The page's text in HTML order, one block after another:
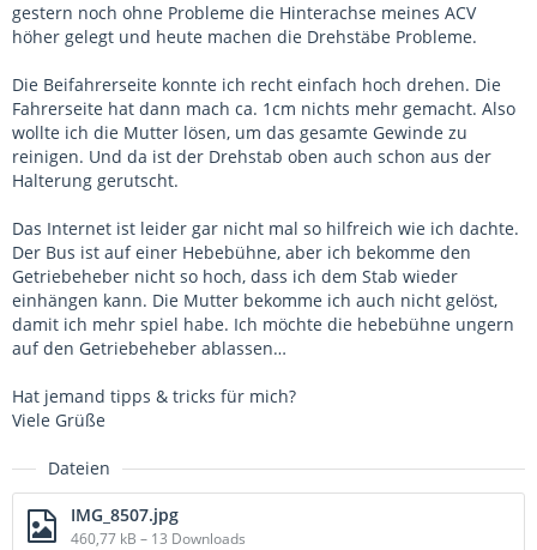
gestern noch ohne Probleme die Hinterachse meines ACV
höher gelegt und heute machen die Drehstäbe Probleme.
Die Beifahrerseite konnte ich recht einfach hoch drehen. Die
Fahrerseite hat dann mach ca. 1cm nichts mehr gemacht. Also
wollte ich die Mutter lösen, um das gesamte Gewinde zu
reinigen. Und da ist der Drehstab oben auch schon aus der
Halterung gerutscht.
Das Internet ist leider gar nicht mal so hilfreich wie ich dachte.
Der Bus ist auf einer Hebebühne, aber ich bekomme den
Getriebeheber nicht so hoch, dass ich dem Stab wieder
einhängen kann. Die Mutter bekomme ich auch nicht gelöst,
damit ich mehr spiel habe. Ich möchte die hebebühne ungern
auf den Getriebeheber ablassen…
Hat jemand tipps & tricks für mich?
Viele Grüße
Dateien
IMG_8507.jpg
460,77 kB – 13 Downloads